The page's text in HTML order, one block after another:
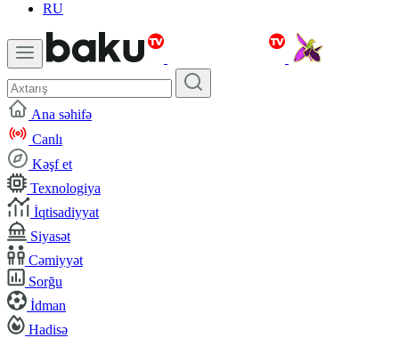
RU
Ana səhifə
Canlı
Kəşf et
Texnologiya
İqtisadiyyat
Siyasət
Cəmiyyət
Sorğu
İdman
Hadisə